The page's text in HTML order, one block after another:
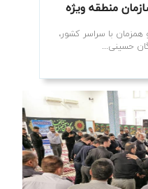
منطقه ویژه
با سراسر کشور،
حسینی...